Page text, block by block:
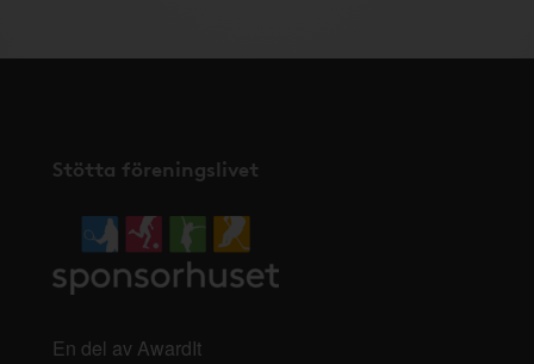
Stötta föreningslivet
En del av AwardIt